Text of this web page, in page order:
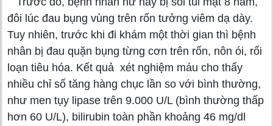
đôi lúc đau bụng vùng trên rốn tưởng viêm dạ dày.
Tuy nhiên, trước khi đi khám một thời gian thì bệnh
nhân bị đau quặn bụng từng cơn trên rốn, nôn ói, rối
loạn tiêu hóa. Kết quả xét nghiệm máu cho thấy
nhiều chỉ số tăng hàng chục lần so với bình thường,
như men tụy lipase trên 9.000 U/L (bình thường thấp
hơn 60 U/L), bilirubin toàn phần khoảng 46 mg/dl